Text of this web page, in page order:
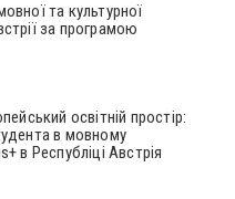
та культурної
за програмою
освітній простір:
в мовному
в Республіці Австрія